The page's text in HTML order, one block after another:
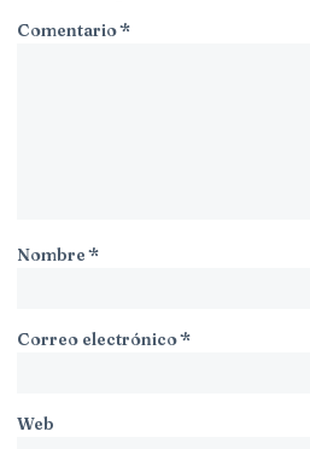
Comentario*
Nombre*
Correo electrónico*
Web